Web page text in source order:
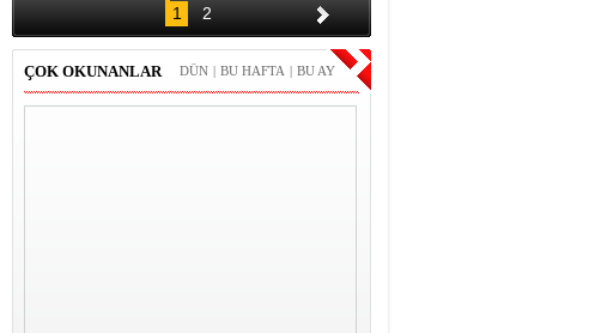
Durmuş Duran
1 2
ÇOK OKUNANLAR BU AY
|
BU HAFTA
|
DÜN